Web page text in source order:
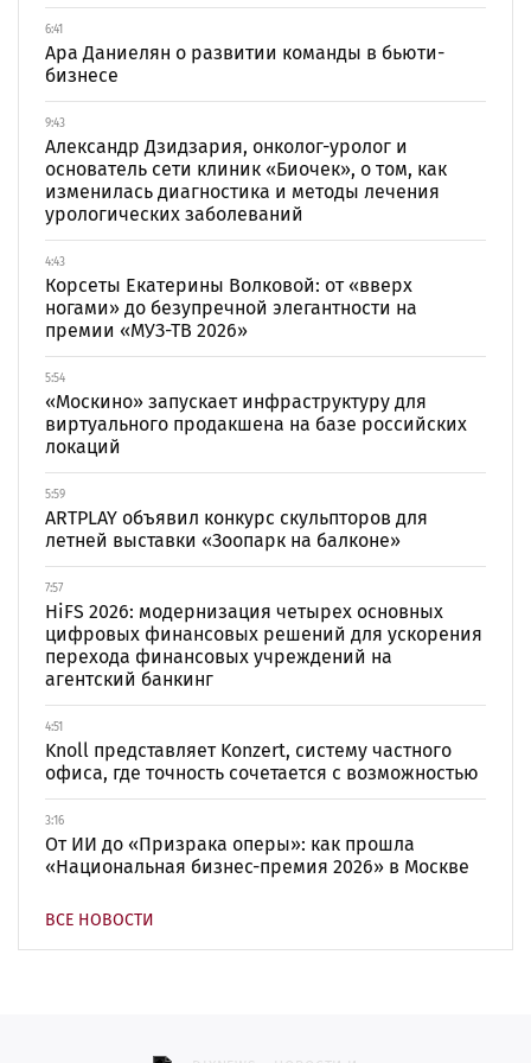
6:41
Ара Даниелян о развитии команды в бьюти-
бизнесе
9:43
Александр Дзидзария, онколог-уролог и
основатель сети клиник «Биочек», о том, как
изменилась диагностика и методы лечения
урологических заболеваний
4:43
Корсеты Екатерины Волковой: от «вверх
ногами» до безупречной элегантности на
премии «МУЗ-ТВ 2026»
5:54
«Москино» запускает инфраструктуру для
виртуального продакшена на базе российских
локаций
5:59
ARTPLAY объявил конкурс скульпторов для
летней выставки «Зоопарк на балконе»
7:57
HiFS 2026: модернизация четырех основных
цифровых финансовых решений для ускорения
перехода финансовых учреждений на
агентский банкинг
4:51
Knoll представляет Konzert, систему частного
офиса, где точность сочетается с возможностью
3:16
От ИИ до «Призрака оперы»: как прошла
«Национальная бизнес-премия 2026» в Москве
ВСЕ НОВОСТИ